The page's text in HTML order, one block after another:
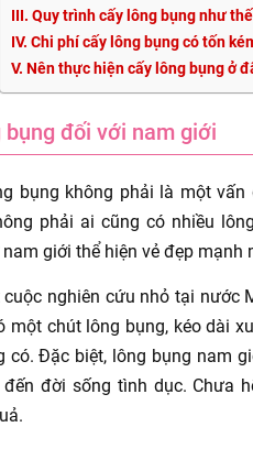
III. Quy trình cấy lông bụng như
IV. Chi phí cấy lông bụng có tốn
V. Nên thực hiện cấy lông bụng ở
bụng đối với nam giới
bụng không phải là một
phải ai cũng có nhiều
giới thể hiện vẻ đẹp mạnh
nghiên cứu nhỏ tại nước
một chút lông bụng, kéo dài
có. Đặc biệt, lông bụng nam
đến đời sống tình dục. Chưa